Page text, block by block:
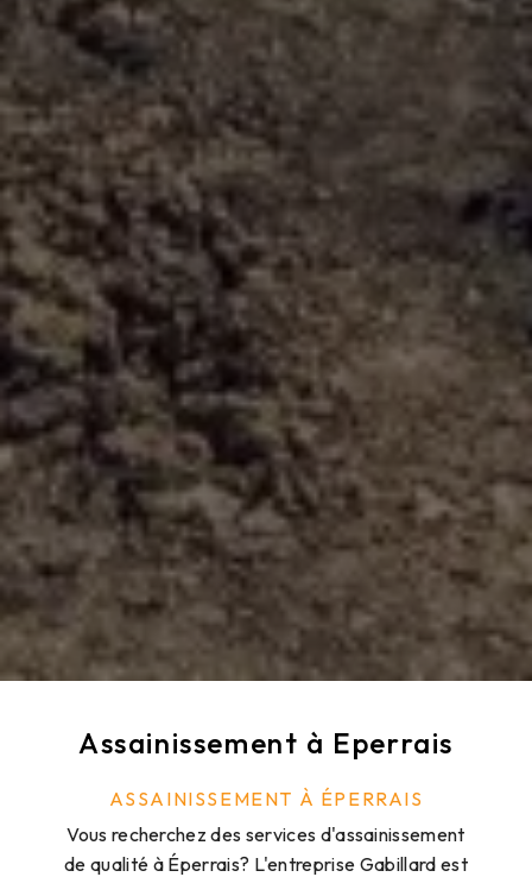
Assainissement à Eperrais
ASSAINISSEMENT À ÉPERRAIS
Vous recherchez des services d'assainissement
de qualité à Éperrais? L'entreprise Gabillard est